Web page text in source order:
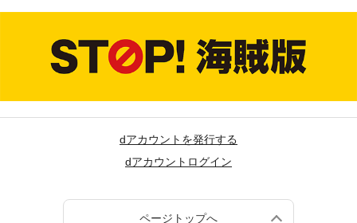
dアカウントを発行する
dアカウントログイン
ページトップへ